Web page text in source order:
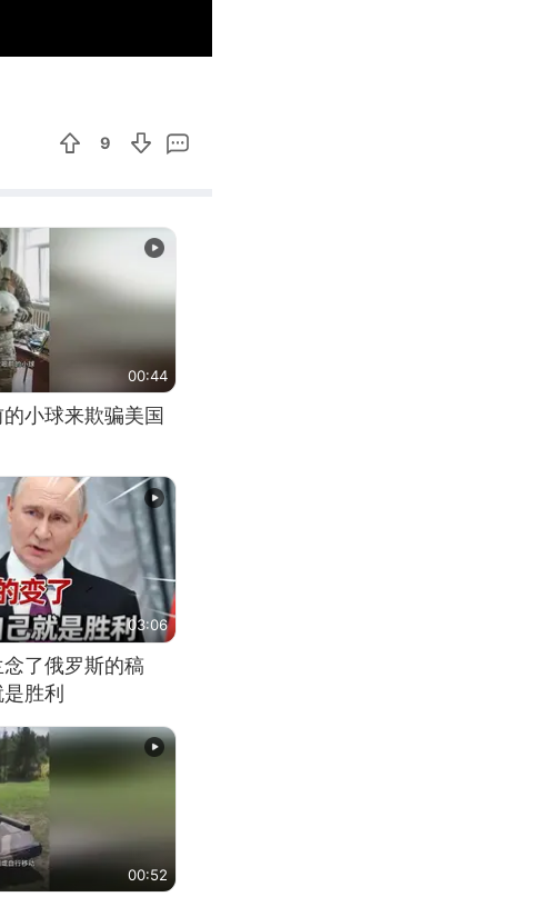
9
00:44
小球来欺骗美国
03:06
了俄罗斯的稿
胜利
00:52